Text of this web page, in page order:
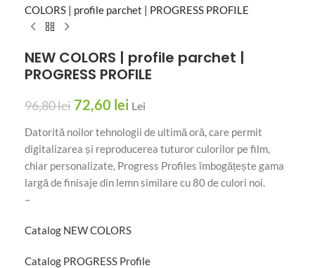
COLORS | profile parchet | PROGRESS PROFILE
NEW COLORS | profile parchet |
PROGRESS PROFILE
96,80lei 72,60 lei Lei
Datorită noilor tehnologii de ultimă oră, care permit
digitalizarea și reproducerea tuturor culorilor pe film,
chiar personalizate, Progress Profiles îmbogățește gama
largă de finisaje din lemn similare cu 80 de culori noi.
–
Catalog NEW COLORS
Catalog PROGRESS Profile